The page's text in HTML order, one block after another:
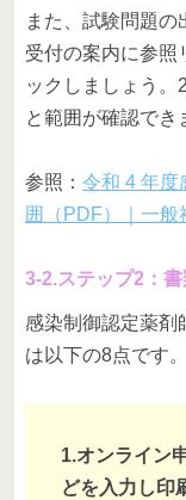
また、試験問題
受付の案内に参照
ックしましょう
と範囲が確認でき
参照： 令和 4 年度
囲（PDF）｜一般
3-2.ステップ2：
感染制御認定薬剤
は以下の8点です。
1.オンライン
どを入力し印